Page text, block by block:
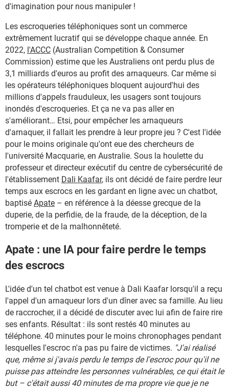
d'imagination pour nous manipuler !
Les escroqueries téléphoniques sont un commerce
extrêmement lucratif qui se développe chaque année. En
2022, l'ACCC (Australian Competition & Consumer
Commission) estime que les Australiens ont perdu plus de
3,1 milliards d'euros au profit des arnaqueurs. Car même si
les opérateurs téléphoniques bloquent aujourd'hui des
millions d'appels frauduleux, les usagers sont toujours
inondés d'escroqueries. Et ça ne va pas aller en
s'améliorant… Etsi, pour empêcher les arnaqueurs
d'arnaquer, il fallait les prendre à leur propre jeu ? C'est l'idée
pour le moins originale qu'ont eue des chercheurs de
l'université Macquarie, en Australie. Sous la houlette du
professeur et directeur exécutif du centre de cybersécurité de
l'établissement Dali Kaafar, ils ont décidé de faire perdre leur
temps aux escrocs en les gardant en ligne avec un chatbot,
baptisé Apate – en référence à la déesse grecque de la
duperie, de la perfidie, de la fraude, de la déception, de la
tromperie et de la malhonnêteté.
Apate : une IA pour faire perdre le temps
des escrocs
L'idée d'un tel chatbot est venue à Dali Kaafar lorsqu'il a reçu
l'appel d'un arnaqueur lors d'un dîner avec sa famille. Au lieu
de raccrocher, il a décidé de discuter avec lui afin de faire rire
ses enfants. Résultat : ils sont restés 40 minutes au
téléphone. 40 minutes pour le moins chronophages pendant
lesquelles l'escroc n'a pas pu faire de victimes. "J'ai réalisé
que, même si j'avais perdu le temps de l'escroc pour qu'il ne
puisse pas atteindre les personnes vulnérables, ce qui était le
but – c'était aussi 40 minutes de ma propre vie que je ne